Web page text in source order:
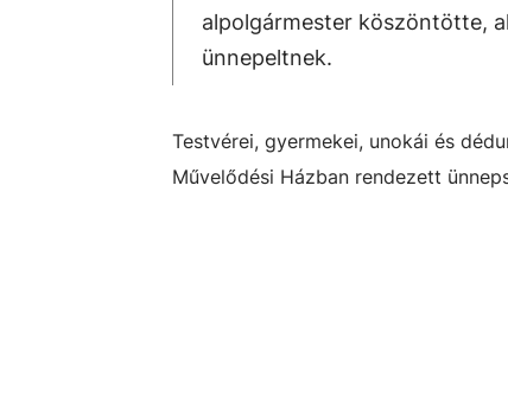
alpolgármester köszöntötte,
ünnepeltnek.
Testvérei, gyermekei, unokái és
Művelődési Házban rendezett